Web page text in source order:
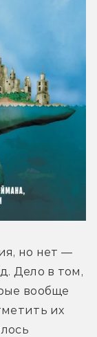
но нет —
Дело в том,
вообще
их